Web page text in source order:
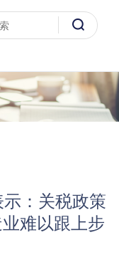
：关税政策
难以跟上步